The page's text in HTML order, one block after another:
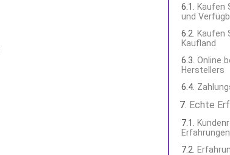
Kaufen
und
Kaufen
Kaufland
Online
Herstellers
Echte